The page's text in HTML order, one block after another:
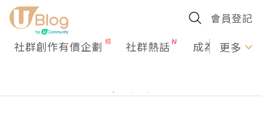
會員登記
社群創作有價企劃 社群熱話 成為U更多